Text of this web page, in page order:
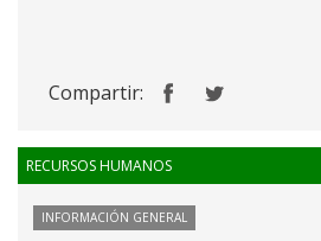
Compartir:
RECURSOS HUMANOS
INFORMACIÓN GENERAL